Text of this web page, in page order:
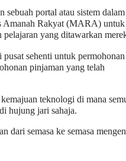
sebuah portal atau sistem dalam
Amanah Rakyat (MARA) untuk
yang ditawarkan
sehenti untuk permohonan
pinjaman yang telah
teknologi di mana
hujung jari sahaja.
dari semasa ke semasa